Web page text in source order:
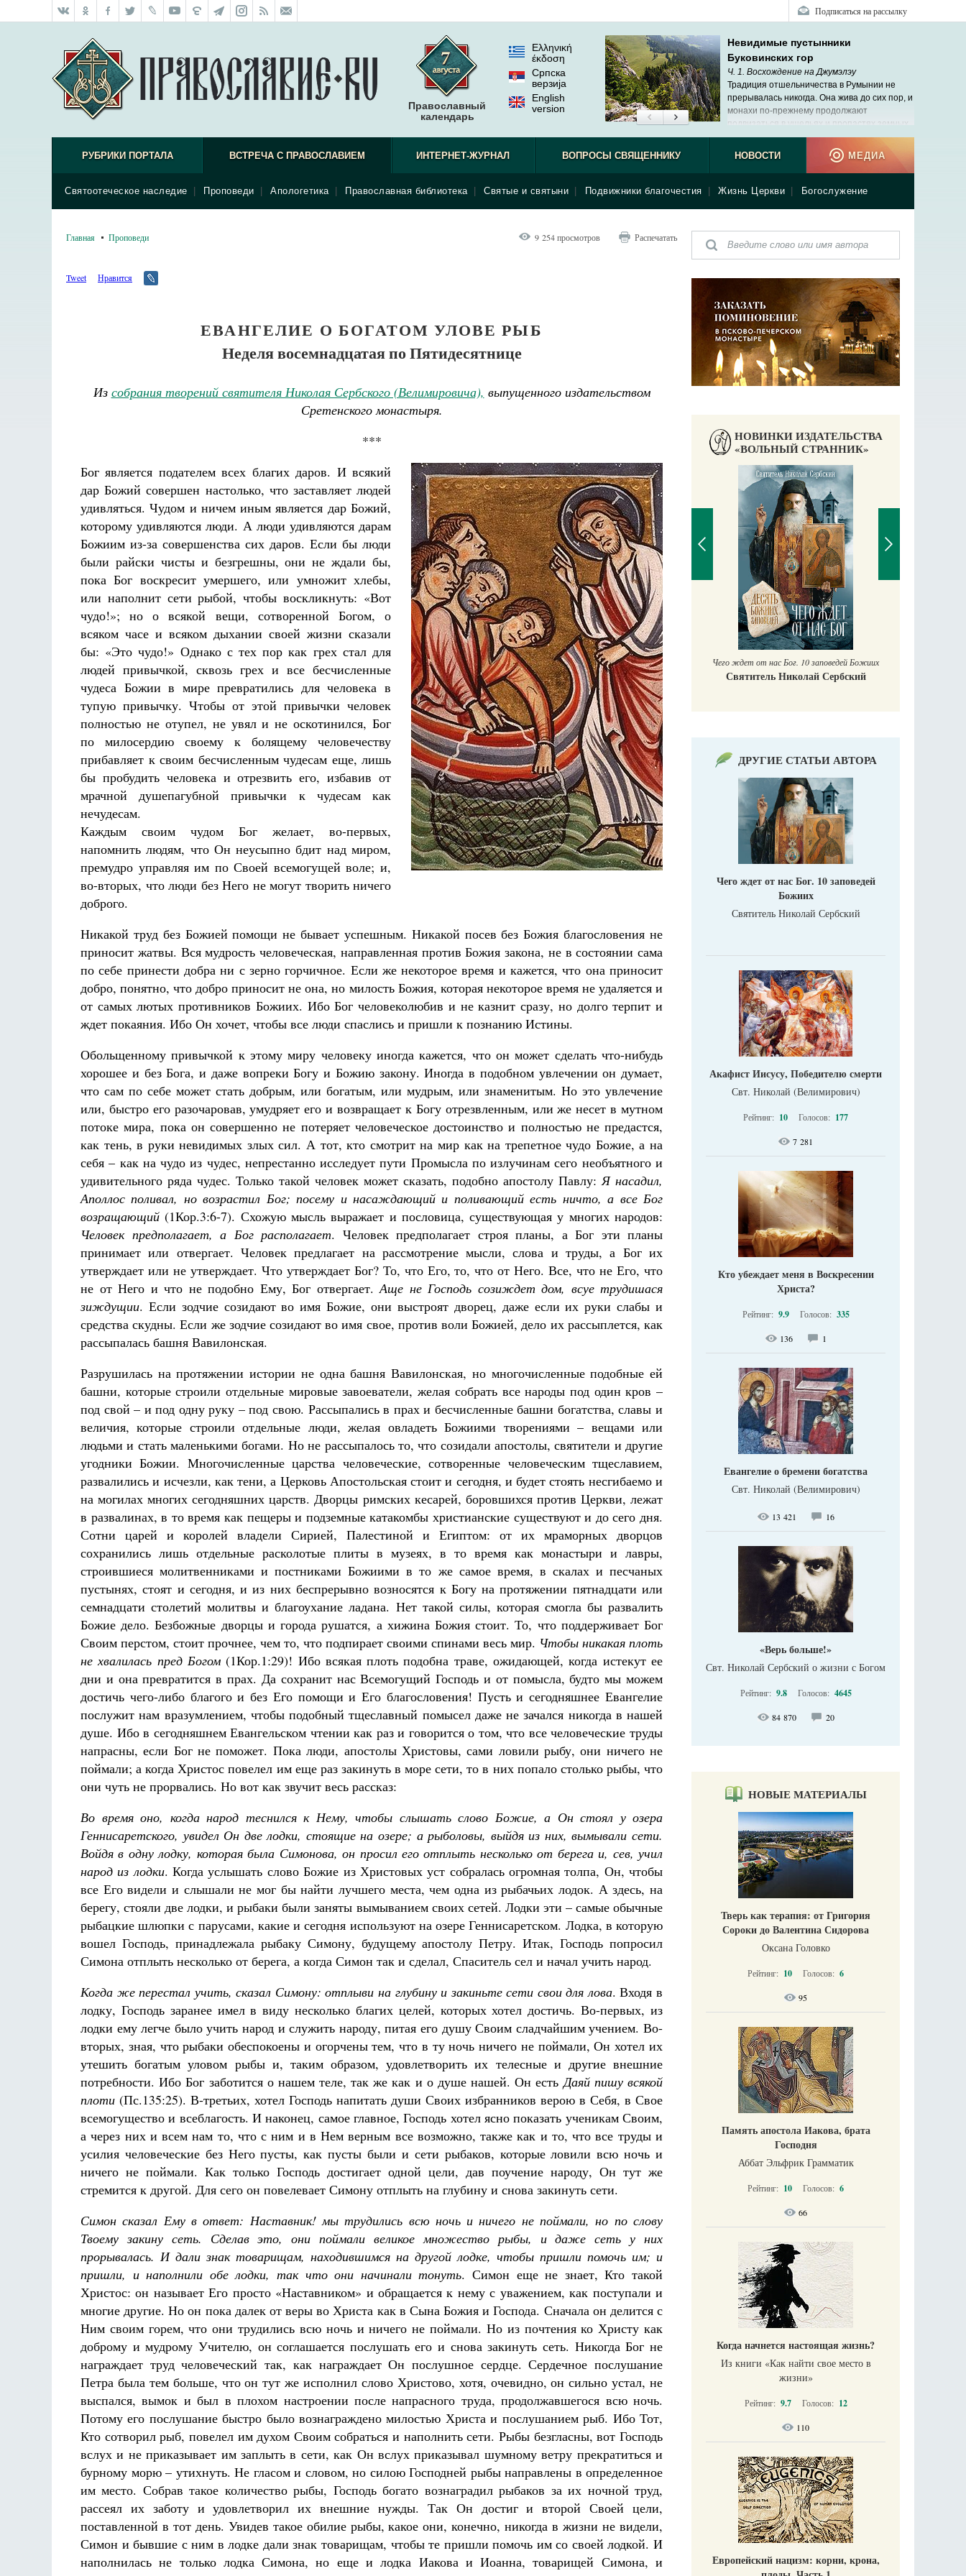
Подписаться на рассылку
Православный
календарь
Ελληνική
έκδοση
Српска
верзиjа
English
version
Невидимые пустынники
Буковинских гор
Ч. 1. Восхождение на Джумэлэу
Традиция отшельничества в Румынии не
прерывалась никогда. Она жива до сих пор, и
монахи по-прежнему продолжают
подвизаться в ущельях и пропастях земных.
РУБРИКИ ПОРТАЛА ВСТРЕЧА С ПРАВОСЛАВИЕМ
Святоотеческое наследие Проповеди Апологетика Православная библиотека Святые и святыни Подвижники благочестия Жизнь Церкви Богослужение
ИНТЕРНЕТ-ЖУРНАЛ ВОПРОСЫ СВЯЩЕННИКУ НОВОСТИ МЕДИА
Главная Проповеди 9 254 просмотров Распечатать
Tweet Нравится
ЕВАНГЕЛИЕ О БОГАТОМ УЛОВЕ РЫБ
Неделя восемнадцатая по Пятидесятнице
Из собрания творений святителя Николая Сербского (Велимировича), выпущенного издательством
Сретенского монастыря.
***
Бог является подателем всех благих даров. И всякий
дар Божий совершен настолько, что заставляет людей
удивляться. Чудом и ничем иным является дар Божий,
которому удивляются люди. А люди удивляются дарам
Божиим из-за совершенства сих даров. Если бы люди
были райски чисты и безгрешны, они не ждали бы,
пока Бог воскресит умершего, или умножит хлебы,
или наполнит сети рыбой, чтобы воскликнуть: «Вот
чудо!»; но о всякой вещи, сотворенной Богом, о
всяком часе и всяком дыхании своей жизни сказали
бы: «Это чудо!» Однако с тех пор как грех стал для
людей привычкой, сквозь грех и все бесчисленные
чудеса Божии в мире превратились для человека в
тупую привычку. Чтобы от этой привычки человек
полностью не отупел, не увял и не оскотинился, Бог
по милосердию своему к болящему человечеству
прибавляет к своим бесчисленным чудесам еще, лишь
бы пробудить человека и отрезвить его, избавив от
мрачной душепагубной привычки к чудесам как
нечудесам.
Каждым своим чудом Бог желает, во-первых,
напомнить людям, что Он неусыпно бдит над миром,
премудро управляя им по Своей всемогущей воле; и,
во-вторых, что люди без Него не могут творить ничего
доброго.
Никакой труд без Божией помощи не бывает успешным. Никакой посев без Божия благословения не
приносит жатвы. Вся мудрость человеческая, направленная против Божия закона, не в состоянии сама
по себе принести добра ни с зерно горчичное. Если же некоторое время и кажется, что она приносит
добро, понятно, что добро приносит не она, но милость Божия, которая некоторое время не удаляется и
от самых лютых противников Божиих. Ибо Бог человеколюбив и не казнит сразу, но долго терпит и
ждет покаяния. Ибо Он хочет, чтобы все люди спаслись и пришли к познанию Истины.
Обольщенному привычкой к этому миру человеку иногда кажется, что он может сделать что-нибудь
хорошее и без Бога, и даже вопреки Богу и Божию закону. Иногда в подобном увлечении он думает,
что сам по себе может стать добрым, или богатым, или мудрым, или знаменитым. Но это увлечение
или, быстро его разочаровав, умудряет его и возвращает к Богу отрезвленным, или же несет в мутном
потоке мира, пока он совершенно не потеряет человеческое достоинство и полностью не предастся,
как тень, в руки невидимых злых сил. А тот, кто смотрит на мир как на трепетное чудо Божие, а на
себя – как на чудо из чудес, непрестанно исследует пути Промысла по излучинам сего необъятного и
удивительного ряда чудес. Только такой человек может сказать, подобно апостолу Павлу:Я насадил,
Аполлос поливал, но возрастил Бог; посему и насаждающий и поливающий есть ничто, а все Бог
возращающий (1Кор.3:6-7). Схожую мысль выражает и пословица, существующая у многих народов:
Человек предполагает, а Бог располагает. Человек предполагает строя планы, а Бог эти планы
принимает или отвергает. Человек предлагает на рассмотрение мысли, слова и труды, а Бог их
утверждает или не утверждает. Что утверждает Бог? То, что Его, то, что от Него. Все, что не Его, что
не от Него и что не подобно Ему, Бог отвергает.Аще не Господь созиждет дом, всуе трудишася
зиждущии. Если зодчие созидают во имя Божие, они выстроят дворец, даже если их руки слабы и
средства скудны. Если же зодчие созидают во имя свое, против воли Божией, дело их рассыплется, как
рассыпалась башня Вавилонская.
Разрушилась на протяжении истории не одна башня Вавилонская, но многочисленные подобные ей
башни, которые строили отдельные мировые завоеватели, желая собрать все народы под один кров –
под свой – и под одну руку – под свою. Рассыпались в прах и бесчисленные башни богатства, славы и
величия, которые строили отдельные люди, желая овладеть Божиими творениями – вещами или
людьми и стать маленькими богами. Но не рассыпалось то, что созидали апостолы, святители и другие
угодники Божии. Многочисленные царства человеческие, сотворенные человеческим тщеславием,
развалились и исчезли, как тени, а Церковь Апостольская стоит и сегодня, и будет стоять несгибаемо и
на могилах многих сегодняшних царств. Дворцы римских кесарей, боровшихся против Церкви, лежат
в развалинах, в то время как пещеры и подземные катакомбы христианские существуют и до сего дня.
Сотни царей и королей владели Сирией, Палестиной и Египтом: от их мраморных дворцов
сохранились лишь отдельные расколотые плиты в музеях, в то время как монастыри и лавры,
строившиеся молитвенниками и постниками Божиими в то же самое время, в скалах и песчаных
пустынях, стоят и сегодня, и из них беспрерывно возносятся к Богу на протяжении пятнадцати или
семнадцати столетий молитвы и благоухание ладана. Нет такой силы, которая смогла бы развалить
Божие дело. Безбожные дворцы и города рушатся, а хижина Божия стоит. То, что поддерживает Бог
Своим перстом, стоит прочнее, чем то, что подпирает своими спинами весь мир. Чтобы никакая плоть
не хвалилась пред Богом(1Кор.1:29)! Ибо всякая плоть подобна траве, ожидающей, когда истекут ее
дни и она превратится в прах. Да сохранит нас Всемогущий Господь и от помысла, будто мы можем
достичь чего-либо благого и без Его помощи и Его благословения! Пусть и сегодняшнее Евангелие
послужит нам вразумлением, чтобы подобный тщеславный помысел даже не зачался никогда в нашей
душе. Ибо в сегодняшнем Евангельском чтении как раз и говорится о том, что все человеческие труды
напрасны, если Бог не поможет. Пока люди, апостолы Христовы, сами ловили рыбу, они ничего не
поймали; а когда Христос повелел им еще раз закинуть в море сети, то в них попало столько рыбы, что
они чуть не прорвались. Но вот как звучит весь рассказ:
Во время оно, когда народ теснился к Нему, чтобы слышать слово Божие, а Он стоял у озера
Геннисаретского, увидел Он две лодки, стоящие на озере; а рыболовы, выйдя из них, вымывали сети.
Войдя в одну лодку, которая была Симонова, он просил его отплыть несколько от берега и, сев, учил
народ из лодки. Когда услышать слово Божие из Христовых уст собралась огромная толпа, Он, чтобы
все Его видели и слышали не мог бы найти лучшего места, чем одна из рыбачьих лодок. А здесь, на
берегу, стояли две лодки, и рыбаки были заняты вымыванием своих сетей. Лодки эти – самые обычные
рыбацкие шлюпки с парусами, какие и сегодня используют на озере Геннисаретском. Лодка, в которую
вошел Господь, принадлежала рыбаку Симону, будущему апостолу Петру. Итак, Господь попросил
Симона отплыть несколько от берега, а когда Симон так и сделал, Спаситель сел и начал учить народ.
Когда же перестал учить, сказал Симону: отплыви на глубину и закиньте сети свои для лова. Входя в
лодку, Господь заранее имел в виду несколько благих целей, которых хотел достичь. Во-первых, из
лодки ему легче было учить народ и служить народу, питая его душу Своим сладчайшим учением. Во-
вторых, зная, что рыбаки обеспокоены и огорчены тем, что в ту ночь ничего не поймали, Он хотел их
утешить богатым уловом рыбы и, таким образом, удовлетворить их телесные и другие внешние
потребности. Ибо Бог заботится о нашем теле, так же как и о душе нашей. Он естьДаяй пишу всякой
плоти (Пс.135:25). В-третьих, хотел Господь напитать души Своих избранников верою в Себя, в Свое
всемогущество и всеблагость. И наконец, самое главное, Господь хотел ясно показать ученикам Своим,
а через них и всем нам то, что с ним и в Нем верным все возможно, также как и то, что все труды и
усилия человеческие без Него пусты, как пусты были и сети рыбаков, которые ловили всю ночь и
ничего не поймали. Как только Господь достигает одной цели, дав поучение народу, Он тут же
стремится к другой. Для сего он повелевает Симону отплыть на глубину и снова закинуть сети.
Симон сказал Ему в ответ: Наставник! мы трудились всю ночь и ничего не поймали, но по слову
Твоему закину сеть. Сделав это, они поймали великое множество рыбы, и даже сеть у них
прорывалась. И дали знак товарищам, находившимся на другой лодке, чтобы пришли помочь им; и
пришли, и наполнили обе лодки, так что они начинали тонуть. Симон еще не знает, Кто такой
Христос: он называет Его просто «Наставником» и обращается к нему с уважением, как поступали и
многие другие. Но он пока далек от веры во Христа как в Сына Божия и Господа. Сначала он делится с
Ним своим горем, что они трудились всю ночь и ничего не поймали. Но из почтения ко Христу как
доброму и мудрому Учителю, он соглашается послушать его и снова закинуть сеть. Никогда Бог не
награждает труд человеческий так, как награждает Он послушное сердце. Сердечное послушание
Петра была тем больше, что он тут же исполнил слово Христово, хотя, очевидно, он сильно устал, не
выспался, вымок и был в плохом настроении после напрасного труда, продолжавшегося всю ночь.
Потому его послушание быстро было вознаграждено милостью Христа и послушанием рыб. Ибо Тот,
Кто сотворил рыб, повелел им духом Своим собраться и наполнить сети. Рыбы безгласны, вот Господь
вслух и не приказывает им заплыть в сети, как Он вслух приказывал шумному ветру прекратиться и
бурному морю – утихнуть. Не гласом и словом, но силою Господней рыбы направлены в определенное
им место. Собрав такое количество рыбы, Господь богато вознаградил рыбаков за их ночной труд,
рассеял их заботу и удовлетворил их внешние нужды. Так Он достиг и второй Своей цели,
поставленной в тот день. Увидев такое обилие рыбы, какое они, конечно, никогда в жизни не видели,
Симон и бывшие с ним в лодке дали знак товарищам, чтобы те пришли помочь им со своей лодкой. И
наполнилась не только лодка Симона, но еще и лодка Иакова и Иоанна, товарищей Симона, и
НОВИНКИ ИЗДАТЕЛЬСТВА
«ВОЛЬНЫЙ СТРАННИК»
Разлуки не будет
Фредерика де Грааф Как найти своё место в жизни
Кирилл Мурышев
Великомученик Георгий Победоносец. Научись у
святого
Роман Котов Чего ждет от нас Бог. 10 заповедей Божиих
Святитель Николай Сербский
ДРУГИЕ СТАТЬИ АВТОРА
Чего ждет от нас Бог. 10 заповедей
Божиих
Святитель Николай Сербский
Акафист Иисусу, Победителю смерти
Свт. Николай (Велимирович)
Рейтинг: 10 Голосов: 177
7 281
Кто убеждает меня в Воскресении
Христа?
Рейтинг: 9.9 Голосов: 335
136 1
Евангелие о бремени богатства
Свт. Николай (Велимирович)
13 421 16
«Верь больше!»
Свт. Николай Сербский о жизни с Богом
Рейтинг: 9.8 Голосов: 4645
84 870 20
НОВЫЕ МАТЕРИАЛЫ
Тверь как терапия: от Григория
Сороки до Валентина Сидорова
Оксана Головко
Рейтинг: 10 Голосов: 6
95
Память апостола Иакова, брата
Господня
Аббат Эльфрик Грамматик
Рейтинг: 10 Голосов: 6
66
Когда начнется настоящая жизнь?
Из книги «Как найти свое место в
жизни​»
Рейтинг: 9.7 Голосов: 12
110
Европейский нацизм: корни, крона,